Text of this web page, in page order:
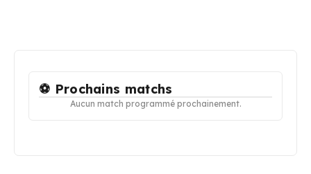
⚽ Prochains matchs
Aucun match programmé prochainement.